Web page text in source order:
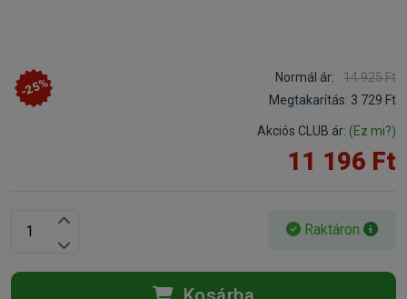
-25% Normál ár:
14 925 Ft
Megtakarítás: 3 729 Ft
Akciós CLUB ár: (Ez mi?)
11 196 Ft
Raktáron